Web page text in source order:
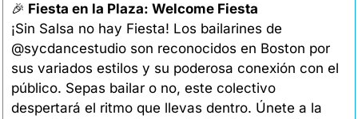
🎉 Fiesta en la Plaza: Welcome Fiesta
¡Sin Salsa no hay Fiesta! Los bailarines de
@sycdancestudio son reconocidos en Boston por
sus variados estilos y su poderosa conexión con el
público. Sepas bailar o no, este colectivo
despertará el ritmo que llevas dentro. Únete a la